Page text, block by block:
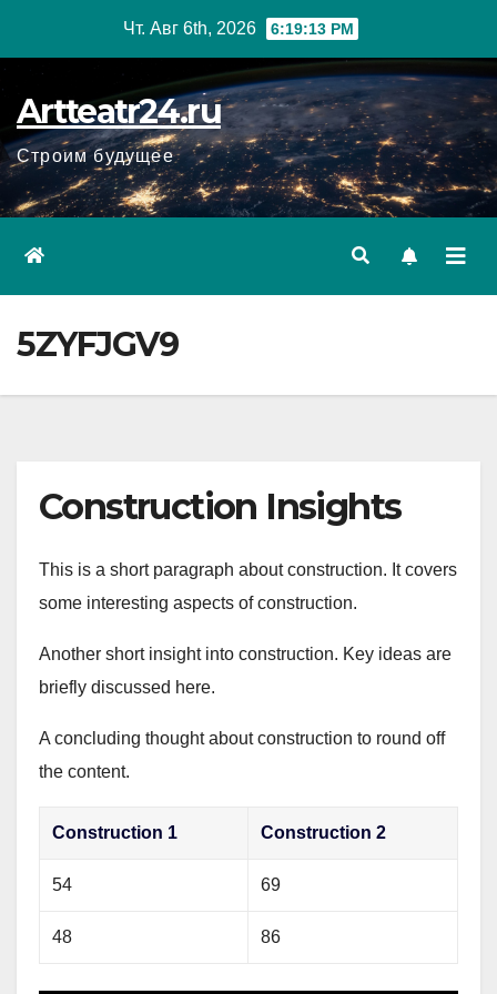
Чт. Авг 6th, 2026 6:19:14 PM
Artteatr24.ru
Строим будущее
5ZYFJGV9
Construction Insights
This is a short paragraph about construction. It covers
some interesting aspects of construction.
Another short insight into construction. Key ideas are
briefly discussed here.
A concluding thought about construction to round off
the content.
Construction 1 Construction 2
54 69
48 86